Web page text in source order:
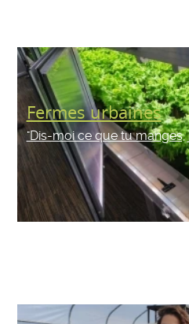
"Dis-moi ce que tu manges,
Fermes urbaines